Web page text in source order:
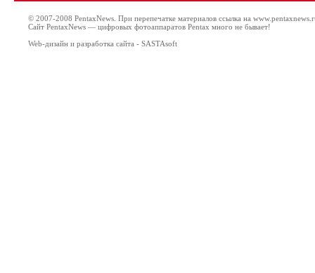
© 2007-2008 PentaxNews. При перепечатке материалов ссылка на
Сайт PentaxNews — цифровых фотоаппаратов Pentax много не бывает!
Web-дизайн и разработка сайта - SASTAsoft